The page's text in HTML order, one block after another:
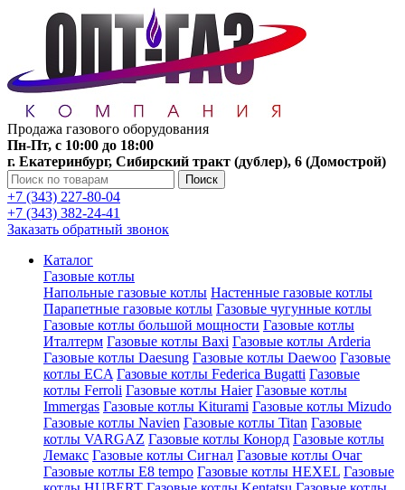
Продажа газового оборудования
Пн-Пт, с 10:00 до 18:00
г. Екатеринбург, Сибирский тракт (дублер), 6 (Домострой)
Поиск
+7 (343) 227-80-04
+7 (343) 382-24-41
Заказать обратный звонок
Каталог
Газовые котлы
Напольные газовые котлы Настенные газовые котлы
Парапетные газовые котлы Газовые чугунные котлы
Газовые котлы большой мощности Газовые котлы
Италтерм Газовые котлы Baxi Газовые котлы Arderia
Газовые котлы Daesung Газовые котлы Daewoo Газовые
котлы ECA Газовые котлы Federica Bugatti Газовые
котлы Ferroli Газовые котлы Haier Газовые котлы
Immergas Газовые котлы Kiturami Газовые котлы Mizudo
Газовые котлы Navien Газовые котлы Titan Газовые
котлы VARGAZ Газовые котлы Конорд Газовые котлы
Лемакс Газовые котлы Сигнал Газовые котлы Очаг
Газовые котлы E8 tempo Газовые котлы HEXEL Газовые